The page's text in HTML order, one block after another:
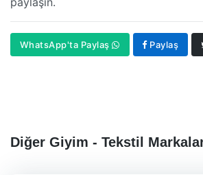
WhatsApp'ta Paylaş Paylaş
Diğer Giyim - Tekstil